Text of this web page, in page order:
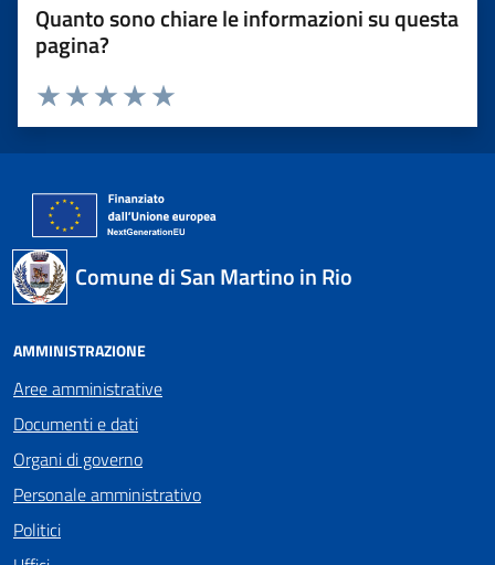
Quanto sono chiare le informazioni su questa
pagina?
Valuta 5 stelle su 5
Valuta 4 stelle su 5
Valuta 3 stelle su 5
Valuta 2 stelle su 5
Valuta 1 stelle su 5
Comune di San Martino in Rio
AMMINISTRAZIONE
Aree amministrative
Documenti e dati
Organi di governo
Personale amministrativo
Politici